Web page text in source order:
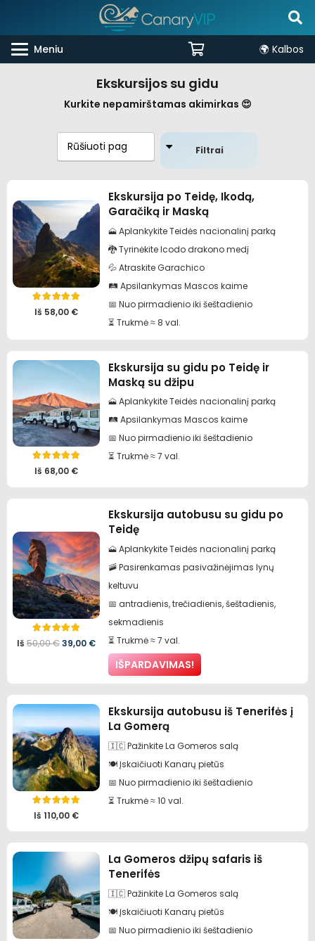
Meniu 🌍 Kalbos
Ekskursijos su gidu
Kurkite nepamirštamas akimirkas 😍
Filtrai
Įvertinimas: 5.00iš 5
Iš 58,00 €
Ekskursija po Teidę, Ikodą,
Garačiką ir Maską
🗻 Aplankykite Teidės nacionalinį parką
🐉 Tyrinėkite Icodo drakono medį
💦 Atraskite Garachico
🛤️ Apsilankymas Mascos kaime
📅 Nuo pirmadienio iki šeštadienio
⏳ Trukmė ≈ 8 val.
Įvertinimas:
Iš 68,00 €
Ekskursija su gidu po Teidę ir
Maską su džipu
🗻 Aplankykite Teidės nacionalinį parką
🛤️ Apsilankymas Mascos kaime
📅 Nuo pirmadienio iki šeštadienio
⏳ Trukmė ≈ 7 val.
Įvertinimas: 5.00iš 5
Iš 50,00€Pradinė
50,00 €.
39,00 €Dabartinė
kaina
39,00 €.
Ekskursija autobusu su gidu po
Teidę
🗻 Aplankykite Teidės nacionalinį parką
🚠 Pasirenkamas pasivažinėjimas lynų
keltuvu
📅 antradienis, trečiadienis, šeštadienis,
sekmadienis
⏳ Trukmė ≈ 7 val.
IŠPARDAVIMAS!
Įvertinimas:
Iš 110,00 €
Ekskursija autobusu iš Tenerifės į
La Gomerą
🇮🇨 Pažinkite La Gomeros salą
🍽️ Įskaičiuoti Kanarų pietūs
📅 Nuo pirmadienio iki šeštadienio
⏳ Trukmė ≈ 10 val.
La Gomeros džipų safaris iš
Tenerifės
🇮🇨 Pažinkite La Gomeros salą
🍽️ Įskaičiuoti Kanarų pietūs
📅 Nuo pirmadienio iki šeštadienio